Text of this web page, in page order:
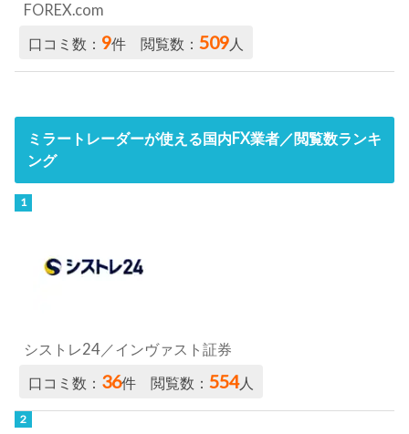
FOREX.com
口コミ数： 9件 閲覧数：509人
ミラートレーダーが使える国内FX業者／閲覧数ランキ
ング
シストレ24／インヴァスト証券
口コミ数： 36件 閲覧数：554人